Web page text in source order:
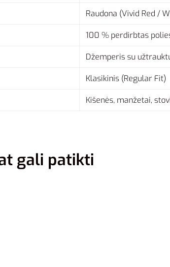
Raudona (Vivid Red /
100 % perdirbtas
Džemperis su
Klasikinis (Regular Fit)
Kišenės, manžetai,
gali patikti